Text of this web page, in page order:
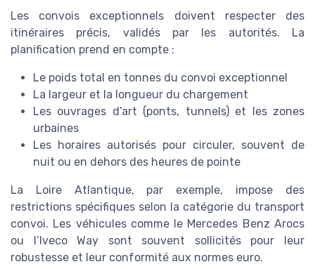
Les convois exceptionnels doivent respecter des
itinéraires précis, validés par les autorités. La
planification prend en compte :
Le poids total en tonnes du convoi exceptionnel
La largeur et la longueur du chargement
Les ouvrages d’art (ponts, tunnels) et les zones
urbaines
Les horaires autorisés pour circuler, souvent de
nuit ou en dehors des heures de pointe
La Loire Atlantique, par exemple, impose des
restrictions spécifiques selon la catégorie du transport
convoi. Les véhicules comme le Mercedes Benz Arocs
ou l’Iveco Way sont souvent sollicités pour leur
robustesse et leur conformité aux normes euro.